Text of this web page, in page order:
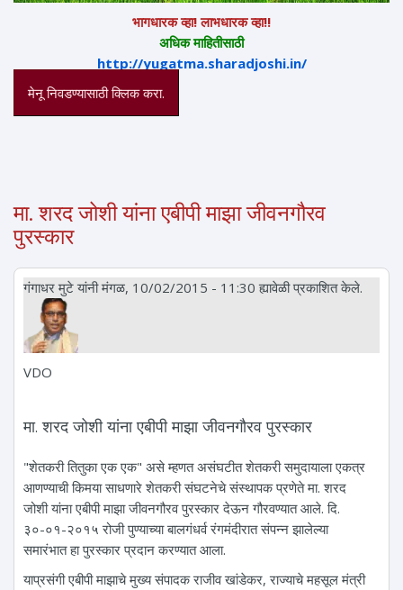
भागधारक व्हा! लाभधारक व्हा!!
अधिक माहितीसाठी
http://yugatma.sharadjoshi.in/
मेनू निवडण्यासाठी क्लिक करा.
मा. शरद जोशी यांना एबीपी माझा जीवनगौरव
पुरस्कार
गंगाधर मुटेयांनी मंगळ, 10/02/2015 - 11:30 ह्यावेळी प्रकाशित केले.
VDO
मा. शरद जोशी यांना एबीपी माझा जीवनगौरव पुरस्कार
"शेतकरी तितुका एक एक" असे म्हणत असंघटीत शेतकरी समुदायाला एकत्र
आणण्याची किमया साधणारे शेतकरी संघटनेचे संस्थापक प्रणेते मा. शरद
जोशी यांना एबीपी माझा जीवनगौरव पुरस्कार देऊन गौरवण्यात आले. दि.
३०-०१-२०१५ रोजी पुण्याच्या बालगंधर्व रंगमंदीरात संपन्न झालेल्या
समारंभात हा पुरस्कार प्रदान करण्यात आला.
याप्रसंगी एबीपी माझाचे मुख्य संपादक राजीव खांडेकर, राज्याचे महसूल मंत्री